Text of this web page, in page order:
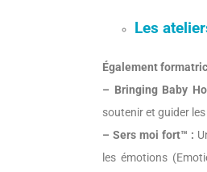
Les
Également
– Bringing Baby
soutenir et guider
– Sers moi fort™ :
les émotions